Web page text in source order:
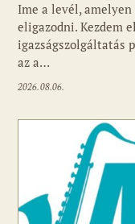
Ime a levél,
eligazodni. Kezdem
igazságszolgáltatás
az a…
2026.08.06.